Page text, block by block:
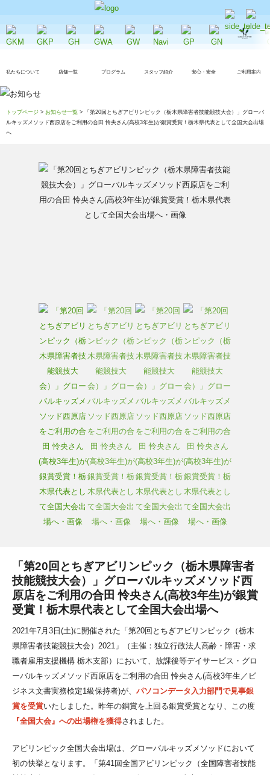
私たちについて 店舗一覧 プログラム スタッフ紹介 安心・安全 ご利用案内
トップページ > お知らせ一覧 > 「第20回とちぎアビリンピック（栃木県障害者技能競技大会）」グローバ
ルキッズメソッド西原店をご利用の合田 怜央さん(高校3年生)が銀賞受賞！栃木県代表として全国大会出場
へ
「第20回とちぎアビリンピック（栃木県障害者
技能競技大会）」グローバルキッズメソッド西
原店をご利用の合田 怜央さん(高校3年生)が銀賞
受賞！栃木県代表として全国大会出場へ
2021年7月3日(土)に開催された「第20回とちぎアビリンピック（栃木
県障害者技能競技大会）2021」（主催：独立行政法人高齢・障害・求
職者雇用支援機構 栃木支部）において、放課後等デイサービス・グロ
ーバルキッズメソッド西原店をご利用の合田 怜央さん(高校3年生／ビ
ジネス文書実務検定1級保持者)が、 パソコンデータ入力部門で見事銀
賞を受賞いたしました。昨年の銅賞を上回る銀賞受賞となり、この度
『全国大会』への出場権を獲得されました。
アビリンピック全国大会出場は、グローバルキッズメソッドにおいて
初の快挙となります。「第41回全国アビリンピック（全国障害者技能